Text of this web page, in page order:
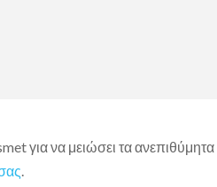
για να μειώσει τα ανεπιθύμητα
.